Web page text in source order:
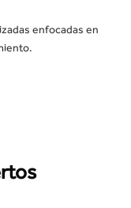
enfocadas en